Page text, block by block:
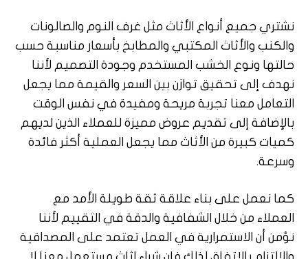
نشتري جميع أنواع الأثاث مثل غرف النوم والصالونات
والكنب والأثاث المكتبي والمطابخ بأسعار مناسبة حسب
حالتها ونوع الخشب المستخدم وجودة التصميم لأننا
نهدف إلى تحقيق توازن بين السعر والقيمة مما يجعل
التعامل معنا تجربة مريحة ومفيدة في نفس الوقت
بالإضافة إلى تقديم عروض مميزة للعملاء الذين لديهم
كميات كبيرة من الأثاث مما يجعل العملية أكثر فائدة
وسرعة.
كما نعمل على بناء علاقة ثقة طويلة الأمد مع
العملاء من خلال الشفافية والدقة في التقييم لأننا
نؤمن أن الاستمرارية في العمل تعتمد على المصداقية
والالتزام بالاتفاق لذلك فإن شراء اثاث مستعمل معنا لا